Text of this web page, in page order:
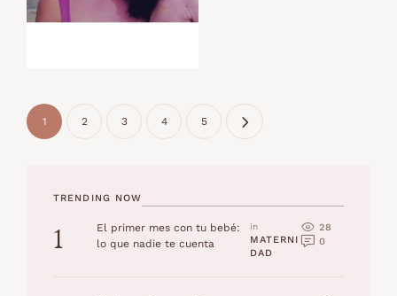
1 2 3 4 5
TRENDING NOW
1
El primer mes con tu bebé:
lo que nadie te cuenta
in
MATERNI
DAD
28
0